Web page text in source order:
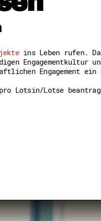
ins Leben rufen.
Engagementkultur
Engagement ein
Lotsin/Lotse